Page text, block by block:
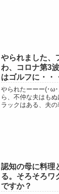
やられました、
わ、コロナ第3
はゴルフに・・
嘘。
やられたーーー(･ω
ら、不仲な夫はも
ラックはある、夫
認知の母に料理
る。そろそろワ
ですか？